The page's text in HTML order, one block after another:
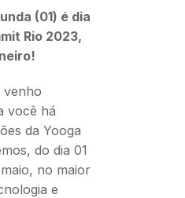
(01) é dia
Rio 2023,
venho
você há
da Yooga
do dia 01
no maior
e